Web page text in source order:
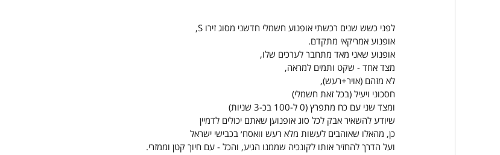
לפני כשש שנים רכשתי אופנוע חשמלי חדשני מסוג זירו S,
אופנוע אמריקאי מתקדם.
אופנוע שאני מאד מתחבר לערכים שלו,
מצד אחד - שקט ותמים למראה,
לא מזהם (אויר+רעש),
חסכוני ויעיל (בכל זאת חשמלי)
ומצד שני עם כח מתפרץ (0 ל-100 בכ-3 שניות)
שיודע להשאיר אבק לכל סוג אופנוען שאתם יכולים לדמיין
כן, מהאלו שאוהבים לעשות מלא רעש וואסח׳ בכבישי ישראל
ועל הדרך להחזיר אותו לקונכיה שממנו הגיע, והכל - עם חיוך קטן וממזרי.